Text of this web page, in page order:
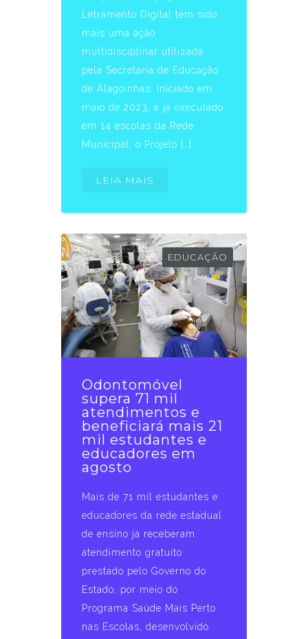
Letramento Digital tem sido
mais uma ação
multidisciplinar utilizada
pela Secretaria de Educação
de Alagoinhas. Iniciado em
maio de 2023, e já executado
em 14 escolas da Rede
Municipal, o Projeto […]
LEIA MAIS
EDUCAÇÃO
Odontomóvel
supera 71 mil
atendimentos e
beneficiará mais 21
mil estudantes e
educadores em
agosto
Mais de 71 mil estudantes e
educadores da rede estadual
de ensino já receberam
atendimento gratuito
prestado pelo Governo do
Estado, por meio do
Programa Saúde Mais Perto
nas Escolas, desenvolvido